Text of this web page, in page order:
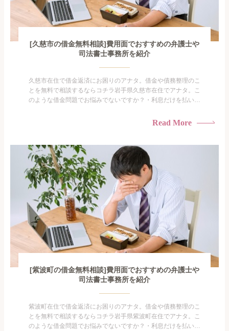
[久慈市の借金無料相談]費用面でおすすめの弁護士や
司法書士事務所を紹介
久慈市在住で借金返済にお困りのアナタ。借金や債務整理のこ
とを無料で相談するならコチラ岩手県久慈市在住でアナタ。こ
のような借金問題でお悩みでないですか？・利息だけを払い続
られたくない・借金の催促、取り立てで憂鬱になる。・闇金に
がありま...
Read More
[紫波町の借金無料相談]費用面でおすすめの弁護士や
司法書士事務所を紹介
紫波町在住で借金返済にお困りのアナタ。借金や債務整理のこ
とを無料で相談するならコチラ岩手県紫波町在住でアナタ。こ
のような借金問題でお悩みでないですか？・利息だけを払い続